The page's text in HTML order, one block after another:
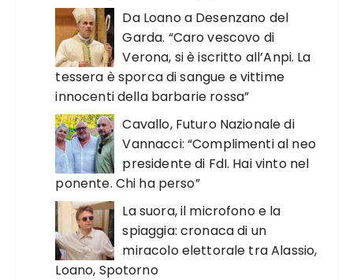
Da Loano a Desenzano del
Garda. “Caro vescovo di
Verona, si è iscritto all’Anpi. La
tessera è sporca di sangue e vittime
innocenti della barbarie rossa”
Cavallo, Futuro Nazionale di
Vannacci: “Complimenti al neo
presidente di FdI. Hai vinto nel
ponente. Chi ha perso”
La suora, il microfono e la
spiaggia: cronaca di un
miracolo elettorale tra Alassio,
Loano, Spotorno